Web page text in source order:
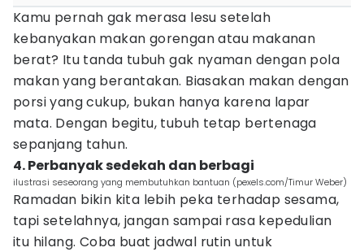
Kamu pernah gak merasa lesu setelah
kebanyakan makan gorengan atau makanan
berat? Itu tanda tubuh gak nyaman dengan pola
makan yang berantakan. Biasakan makan dengan
porsi yang cukup, bukan hanya karena lapar
mata. Dengan begitu, tubuh tetap bertenaga
sepanjang tahun.
4. Perbanyak sedekah dan berbagi
ilustrasi seseorang yang membutuhkan bantuan (pexels.com/Timur Weber)
Ramadan bikin kita lebih peka terhadap sesama,
tapi setelahnya, jangan sampai rasa kepedulian
itu hilang. Coba buat jadwal rutin untuk